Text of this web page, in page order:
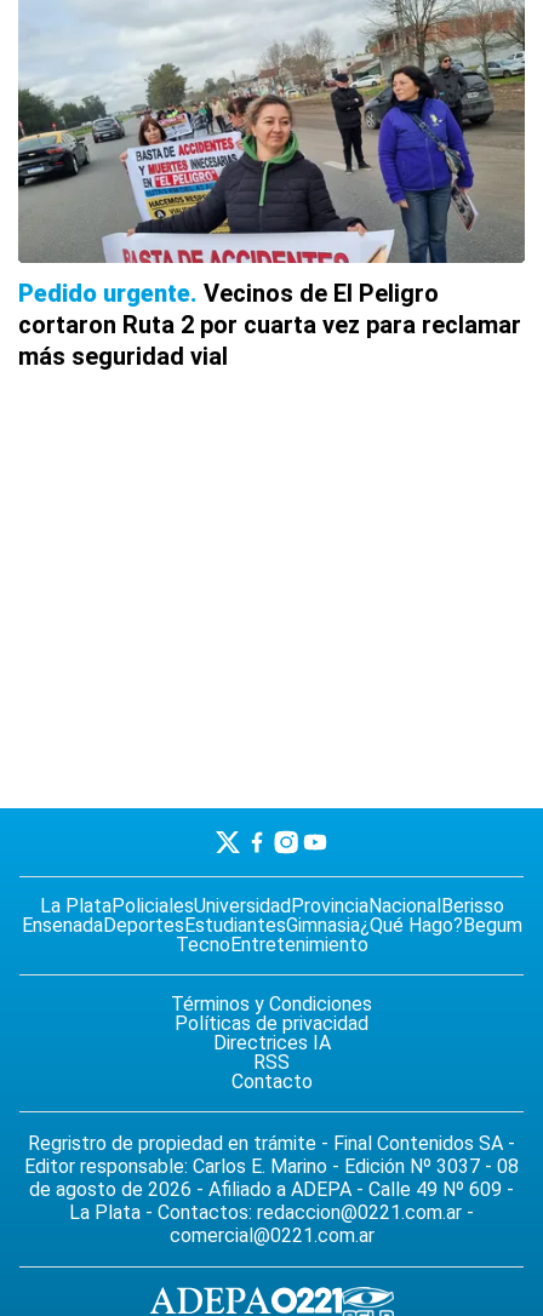
Pedido urgente Vecinos de El Peligro
cortaron Ruta 2 por cuarta vez para reclamar
más seguridad vial
La PlataPolicialesUniversidadProvinciaNacionalBerisso
EnsenadaDeportesEstudiantesGimnasia¿Qué Hago?Begum
TecnoEntretenimiento
Términos y Condiciones
Políticas de privacidad
Directrices IA
RSS
Contacto
Regristro de propiedad en trámite - Final Contenidos SA -
Editor responsable: Carlos E. Marino - Edición Nº 3037 - 08
de agosto de 2026 - Afiliado a ADEPA - Calle 49 Nº 609 -
La Plata - Contactos: redaccion@0221.com.ar -
comercial@0221.com.ar